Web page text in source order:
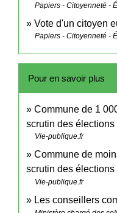
Papiers - Citoyenneté -
Vote d'un citoyen
Papiers - Citoyenneté -
Pour en savoir plus
Commune de 1
scrutin des
Vie-publique.fr
Commune de
scrutin des
Vie-publique.fr
Les conseillers